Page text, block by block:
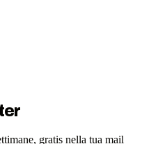
gratis nella tua mail